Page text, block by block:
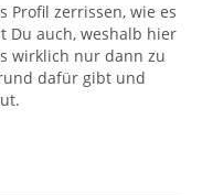
Profil zerrissen, wie es
Du auch, weshalb hier
wirklich nur dann zu
dafür gibt und